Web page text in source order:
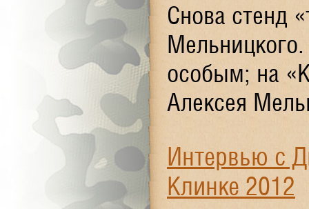
Снова стенд
особым; на
Алексея
Интервью с
Клинке 2012